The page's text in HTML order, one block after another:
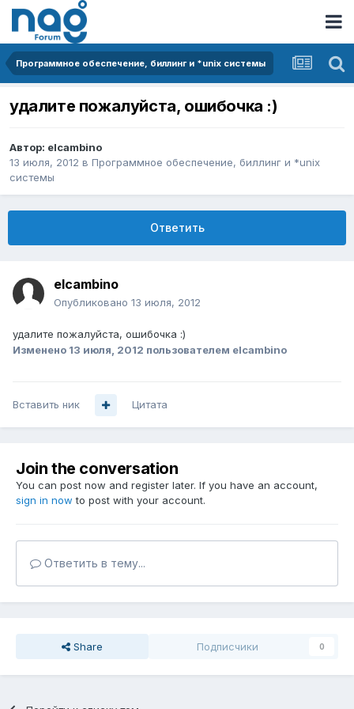
Программное обеспечение, биллинг и *unix системы
удалите пожалуйста, ошибочка :)
Автор: elcambino
13 июля, 2012 в Программное обеспечение, биллинг и *unix
системы
Ответить
elcambino
Опубликовано 13 июля, 2012
удалите пожалуйста, ошибочка :)
Изменено 13 июля, 2012 пользователем elcambino
Вставить ник Цитата
Join the conversation
You can post now and register later. If you have an account,
sign in now to post with your account.
Ответить в тему...
Share Подписчики 0